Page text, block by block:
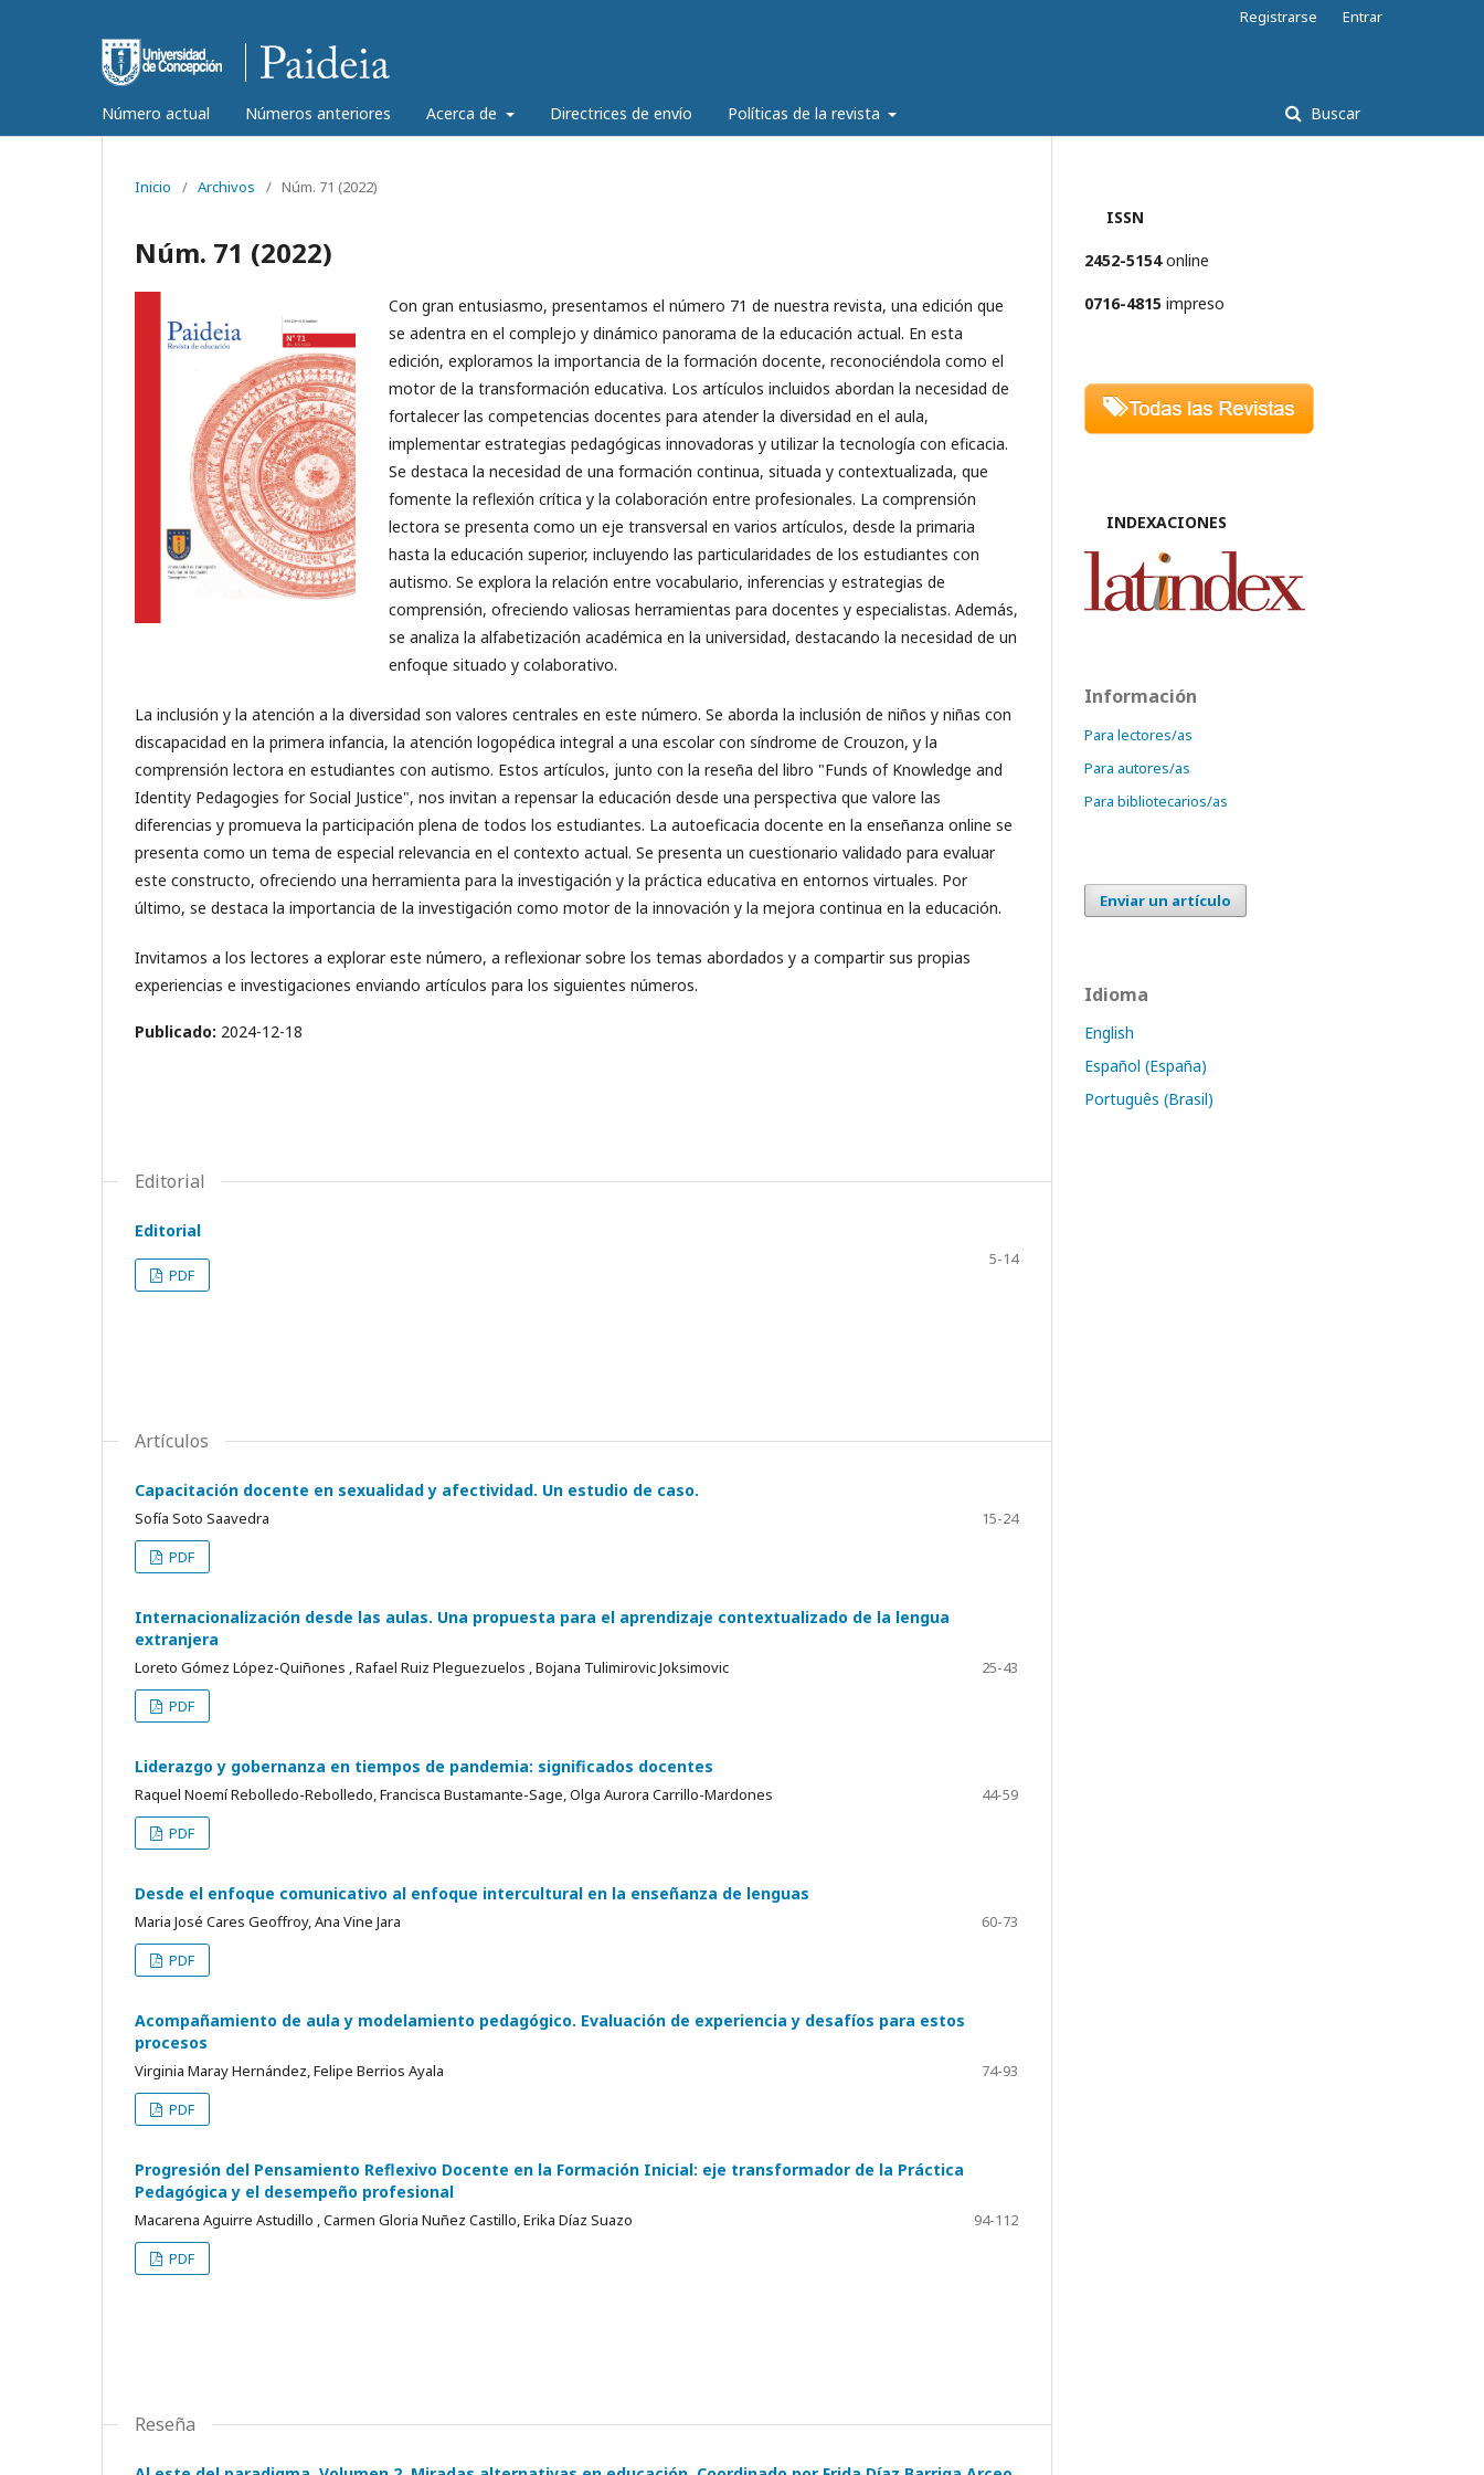
Número actual Números anteriores Acerca de Directrices de envío Políticas de la revista Buscar
Registrarse Entrar
Inicio / Archivos / Núm. 71 (2022)
Núm. 71 (2022)
Con gran entusiasmo, presentamos el número 71 de nuestra revista, una edición que
se adentra en el complejo y dinámico panorama de la educación actual. En esta
edición, exploramos la importancia de la formación docente, reconociéndola como el
motor de la transformación educativa. Los artículos incluidos abordan la necesidad de
fortalecer las competencias docentes para atender la diversidad en el aula,
implementar estrategias pedagógicas innovadoras y utilizar la tecnología con eficacia.
Se destaca la necesidad de una formación continua, situada y contextualizada, que
fomente la reflexión crítica y la colaboración entre profesionales. La comprensión
lectora se presenta como un eje transversal en varios artículos, desde la primaria
hasta la educación superior, incluyendo las particularidades de los estudiantes con
autismo. Se explora la relación entre vocabulario, inferencias y estrategias de
comprensión, ofreciendo valiosas herramientas para docentes y especialistas. Además,
se analiza la alfabetización académica en la universidad, destacando la necesidad de un
enfoque situado y colaborativo.
La inclusión y la atención a la diversidad son valores centrales en este número. Se aborda la inclusión de niños y niñas con
discapacidad en la primera infancia, la atención logopédica integral a una escolar con síndrome de Crouzon, y la
comprensión lectora en estudiantes con autismo. Estos artículos, junto con la reseña del libro "Funds of Knowledge and
Identity Pedagogies for Social Justice", nos invitan a repensar la educación desde una perspectiva que valore las
diferencias y promueva la participación plena de todos los estudiantes. La autoeficacia docente en la enseñanza online se
presenta como un tema de especial relevancia en el contexto actual. Se presenta un cuestionario validado para evaluar
este constructo, ofreciendo una herramienta para la investigación y la práctica educativa en entornos virtuales. Por
último, se destaca la importancia de la investigación como motor de la innovación y la mejora continua en la educación.
Invitamos a los lectores a explorar este número, a reflexionar sobre los temas abordados y a compartir sus propias
experiencias e investigaciones enviando artículos para los siguientes números.
Publicado: 2024-12-18
Editorial
Editorial
5-14
PDF
Artículos
Capacitación docente en sexualidad y afectividad. Un estudio de caso.
Sofía Soto Saavedra
15-24
PDF
Internacionalización desde las aulas. Una propuesta para el aprendizaje contextualizado de la lengua
extranjera
Loreto Gómez López-Quiñones , Rafael Ruiz Pleguezuelos , Bojana Tulimirovic Joksimovic
25-43
PDF
Liderazgo y gobernanza en tiempos de pandemia: significados docentes
Raquel Noemí Rebolledo-Rebolledo, Francisca Bustamante-Sage, Olga Aurora Carrillo-Mardones
44-59
PDF
Desde el enfoque comunicativo al enfoque intercultural en la enseñanza de lenguas
Maria José Cares Geoffroy, Ana Vine Jara
60-73
PDF
Acompañamiento de aula y modelamiento pedagógico. Evaluación de experiencia y desafíos para estos
procesos
Virginia Maray Hernández, Felipe Berrios Ayala
74-93
PDF
Progresión del Pensamiento Reflexivo Docente en la Formación Inicial: eje transformador de la Práctica
Pedagógica y el desempeño profesional
Macarena Aguirre Astudillo , Carmen Gloria Nuñez Castillo, Erika Díaz Suazo
94-112
PDF
Reseña
ISSN
2452-5154online
0716-4815 impreso
INDEXACIONES
Información
Para lectores/as
Para autores/as
Para bibliotecarios/as
Enviar un artículo
Idioma
English
Español (España)
Português (Brasil)